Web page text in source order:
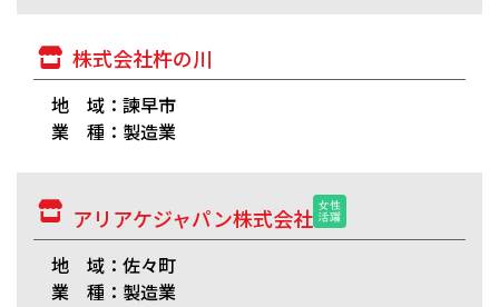
株式会社杵の川
地 域：諫早市
業 種：製造業
アリアケジャパン株式会社
地 域：佐々町
業 種：製造業